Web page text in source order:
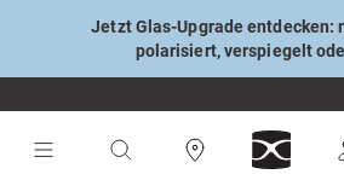
Jetzt Glas-Upgrade entdecken:
polarisiert, verspiegelt